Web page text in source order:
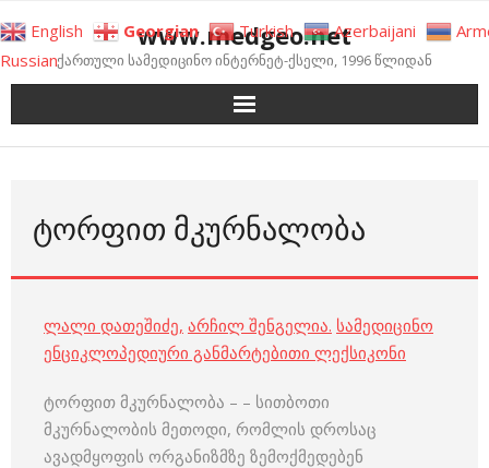
to
content
www.medgeo.net
ქართული სამედიცინო ინტერნეტ-ქსელი, 1996 წლიდან
ᲢᲝᲠᲤᲘᲗ ᲛᲙᲣᲠᲜᲐᲚᲝᲑᲐ
ლალი დათეშიძე, არჩილ შენგელია. სამედიცინო
ენციკლოპედიური განმარტებითი ლექსიკონი
ტორფით მკურნალობა – – სითბოთი
მკურნალობის მეთოდი, რომლის დროსაც
ავადმყოფის ორგანიზმზე ზემოქმედებენ
English Georgian Turkish Azerbaijani
Russian